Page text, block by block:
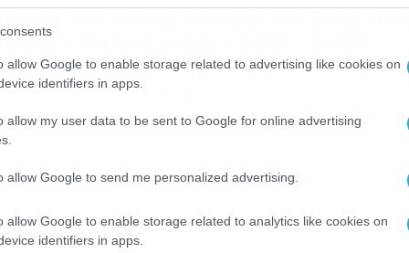
allow Google to enable storage related to advertising like cookies on
identifiers in apps.
allow my user data to be sent to Google for online advertising
allow Google to send me personalized advertising.
allow Google to enable storage related to analytics like cookies on
identifiers in apps.
τον σκύλο του βόλτα! Αυτό
δεν θα το ξεχάσει ποτέ… (vid)
να πιάσει στην… κάμερα ένα «φάντασμα δαίμονα»
στοιχειωμένο εξοχικό πάρκο του Νότιγχαμ! Ειχε βγάλει τον
ένα «φάντασμα δαίμονας» εμφανίστηκε να σέρνεται στο
μπροστά του. Αυτό το ανησυχητικό βίντεο
μιας βόλτας στο […]
2022 17:46